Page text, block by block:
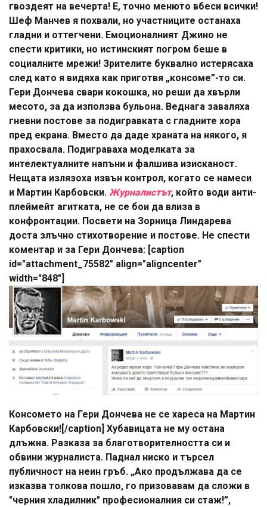
гвоздеят на вечерта! Е, точно менюто вбеси всички!
Шеф Манчев я похвали, но участниците останаха
гладни и оттегчени. Емоционалният Джино не
спести критики, но истинският погром беше в
социалните мрежи! Зрителите буквално истерясаха
след като я видяха как приготвя „консоме”-то си.
Гери Дончева свари кокошка, но реши да хвърли
месото, за да използва бульона. Веднага заваляха
гневни постове за подигравката с гладните хора
пред екрана. Вместо да даде храната на някого, я
прахосвала. Подиграваха моделката за
интелектуалните напъни и фалшива изисканост.
Нещата излязоха извън контрол, когато се намеси
и Мартин Карбовски. Журналистът, който води анти-
плеймейт агитката, не се бои да влиза в
конфронтации. Посвети на Зорница Линдарева
доста злъчно стихотворение и постове. Не спести
коментар и за Гери Дончева: [caption
id="attachment_75582" align="aligncenter"
width="848"]
Консомето на Гери Дончева не се хареса на Мартин
Карбовски![/caption] Хубавицата не му остана
длъжна. Разказа за благотворителността си и
обвини журналиста. Паднал ниско и търсел
публичност на неин гръб. „Ако продължава да се
изказва толкова пошло, го призовавам да сложи в
"черния хладилник" професионалния си стаж!”,